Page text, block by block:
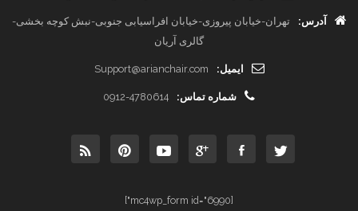
آدرس:
تهران-خیابان پیروزی-خیابان افراسیابی جنوبی-نبش کوچه بخشی-
گالری آریان
ایمیل: Support@arianchair.com
شماره تماس: 0912-4780614
[mc4wp_form id="6990"]